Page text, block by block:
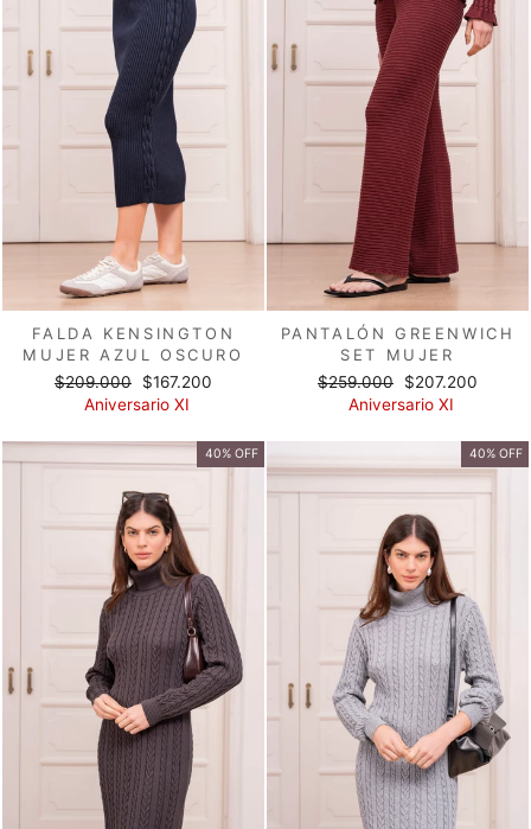
FALDA KENSINGTON
MUJER AZUL OSCURO
Precio
habitual
$209.000
Precio
de
$167.200
Aniversario XI
PANTALÓN GREENWICH
SET MUJER
Precio
habitual
$259.000
Precio
de
$207.200
Aniversario XI
40% OFF 40% OFF